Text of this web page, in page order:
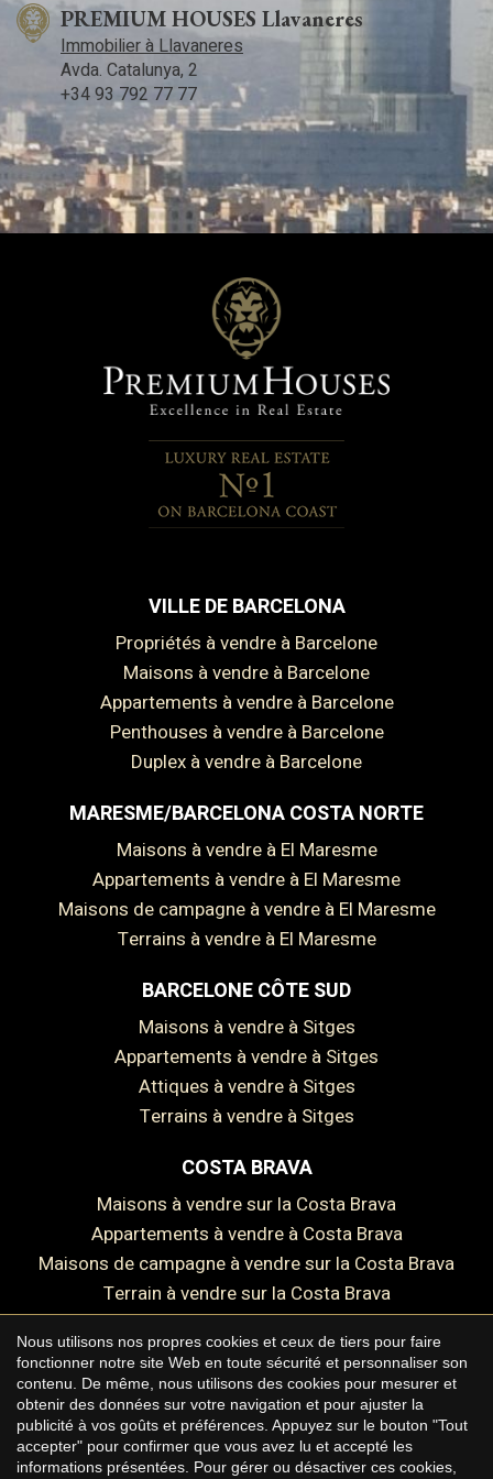
PREMIUM HOUSES Llavaneres
Immobilier à Llavaneres
Avda. Catalunya, 2
+34 93 792 77 77
VILLE DE BARCELONA
Propriétés à vendre à Barcelone
Maisons à vendre à Barcelone
Appartements à vendre à Barcelone
Penthouses à vendre à Barcelone
Duplex à vendre à Barcelone
MARESME/BARCELONA COSTA NORTE
Maisons à vendre à El Maresme
Appartements à vendre à El Maresme
Maisons de campagne à vendre à El Maresme
Terrains à vendre à El Maresme
BARCELONE CÔTE SUD
Maisons à vendre à Sitges
Appartements à vendre à Sitges
Attiques à vendre à Sitges
Terrains à vendre à Sitges
COSTA BRAVA
Maisons à vendre sur la Costa Brava
Appartements à vendre à Costa Brava
Maisons de campagne à vendre sur la Costa Brava
Terrain à vendre sur la Costa Brava
Copyright © 2026 Premium Houses
Avis juridique
Nous utilisons nos propres cookies et ceux de tiers pour faire
fonctionner notre site Web en toute sécurité et personnaliser son
contenu. De même, nous utilisons des cookies pour mesurer et
obtenir des données sur votre navigation et pour ajuster la
publicité à vos goûts et préférences. Appuyez sur le bouton "Tout
accepter" pour confirmer que vous avez lu et accepté les
informations présentées. Pour gérer ou désactiver ces cookies,
Enregistrer les paramètres Tout accepter